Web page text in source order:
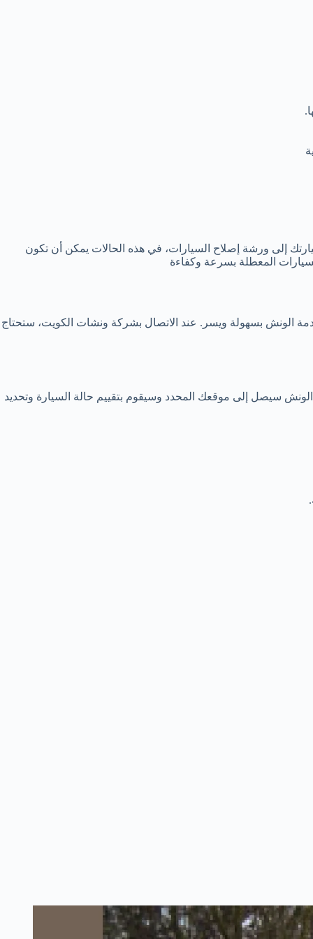
إلى ورشة إصلاح السيارات، في هذه الحالات يمكن أن تكون
المعطلة بسرعة وكفاءة
الونش بسهولة ويسر. عند الاتصال بشركة ونشات الكويت، ستحتاج
سيصل إلى موقعك المحدد وسيقوم بتقييم حالة السيارة وتحديد